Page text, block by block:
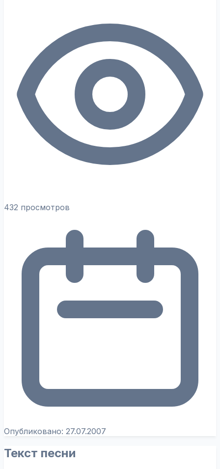
432 просмотров
Опубликовано: 27.07.2007
Текст песни